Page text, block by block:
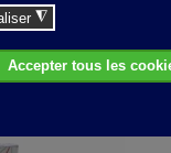
Astrologie :